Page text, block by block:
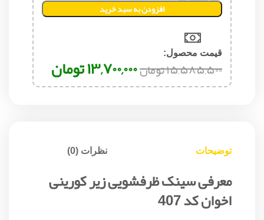
افزودن به سبد خرید
قیمت محصول:​
۱۵,۵۸۵,۵۰۰تومان۱۳,۷۰۰,۰۰۰تومان
توضیحات نظرات (0)
معرفی سینک ظرفشویی زیر کورینی
اخوان کد 407